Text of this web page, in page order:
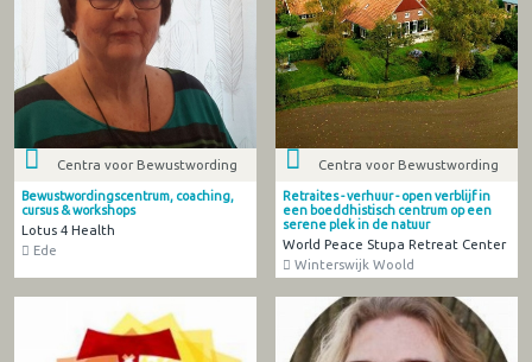
Centra voor Bewustwording
Bewustwordingscentrum, coaching,
cursus & workshops
Lotus 4 Health
Ede
Centra voor Bewustwording
Retraites - verhuur - open verblijf in
een boeddhistisch centrum op een
serene plek in de natuur
World Peace Stupa Retreat Center
Winterswijk Woold